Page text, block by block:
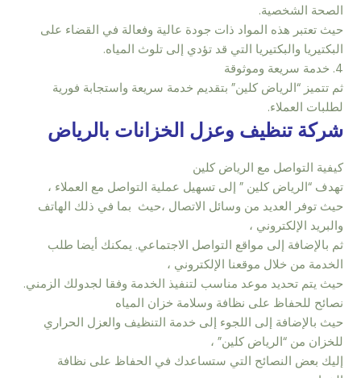
الصحة الشخصية.
حيث تعتبر هذه المواد ذات جودة عالية وفعالة في القضاء على
البكتيريا والبكتيريا التي قد تؤدي إلى تلوث المياه.
4. خدمة سريعة وموثوقة
ثم تتميز “الرياض كلين” بتقديم خدمة سريعة واستجابة فورية
لطلبات العملاء.
شركة تنظيف وعزل الخزانات بالرياض
كيفية التواصل مع الرياض كلين
تهدف “الرياض كلين ” إلى تسهيل عملية التواصل مع العملاء ،
حيث توفر العديد من وسائل الاتصال ،حيث بما في ذلك الهاتف
والبريد الإلكتروني ،
ثم بالإضافة إلى مواقع التواصل الاجتماعي. يمكنك أيضا طلب
الخدمة من خلال موقعنا الإلكتروني ،
حيث يتم تحديد موعد مناسب لتنفيذ الخدمة وفقا لجدولك الزمني.
نصائح للحفاظ على نظافة وسلامة خزان المياه
حيث بالإضافة إلى اللجوء إلى خدمة التنظيف والعزل الحراري
للخزان من “الرياض كلين” ،
إليك بعض النصائح التي ستساعدك في الحفاظ على نظافة